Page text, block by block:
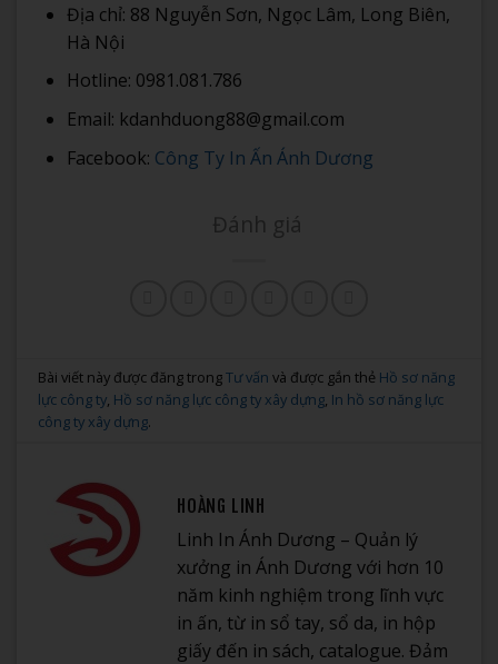
Địa chỉ: 88 Nguyễn Sơn, Ngọc Lâm, Long Biên,
Hà Nội
Hotline: 0981.081.786
Email: kdanhduong88@gmail.com
Facebook: Công Ty In Ấn Ánh Dương
Đánh giá
Bài viết này được đăng trongTư vấn và được gắn thẻ Hồ sơ năng
lực công ty, Hồ sơ năng lực công ty xây dựng, In hồ sơ năng lực
công ty xây dựng.
HOÀNG LINH
Linh In Ánh Dương – Quản lý
xưởng in Ánh Dương với hơn 10
năm kinh nghiệm trong lĩnh vực
in ấn, từ in sổ tay, sổ da, in hộp
giấy đến in sách, catalogue. Đảm